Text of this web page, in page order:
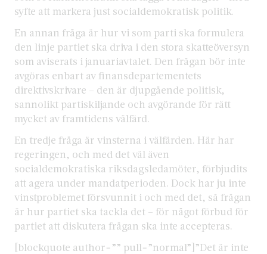
syfte att markera just socialdemokratisk politik.
En annan fråga är hur vi som parti ska formulera
den linje partiet ska driva i den stora skatteöversyn
som aviserats i januariavtalet. Den frågan bör inte
avgöras enbart av finansdepartementets
direktivskrivare – den är djupgående politisk,
sannolikt partiskiljande och avgörande för rätt
mycket av framtidens välfärd.
En tredje fråga är vinsterna i välfärden. Här har
regeringen, och med det väl även
socialdemokratiska riksdagsledamöter, förbjudits
att agera under mandatperioden. Dock har ju inte
vinstproblemet försvunnit i och med det, så frågan
är hur partiet ska tackla det – för något förbud för
partiet att diskutera frågan ska inte accepteras.
[blockquote author=”” pull=”normal”]”Det är inte